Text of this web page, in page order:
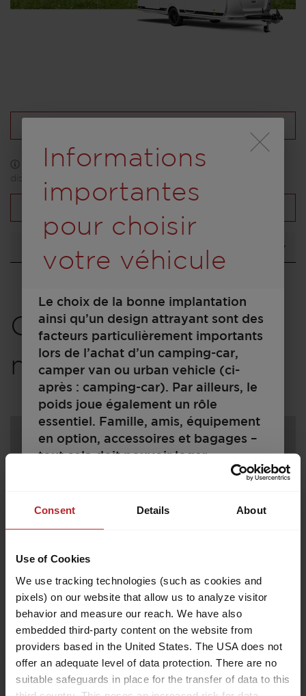
Consent Details About
Use of Cookies
We use tracking technologies (such as cookies and
pixels) on our website that allow us to analyze visitor
behavior and measure our reach. We have also
embedded third-party content on the website from
providers based in the United States. The USA does not
offer an adequate level of data protection. There are no
suitable safeguards in place for the transfer of data to this
*La photo peut inclure des équipements uniquement
disponibles en option
Choisissez un
modèle
24 000,– €
A partir de Couchages
6,76 m 1200 kg
Durch Scrolling
Informations
importantes
pour choisir
votre véhicule
Le choix de la bonne implantation
ainsi qu’un design attrayant sont des
facteurs particulièrement importants
lors de l’achat d’un camping-car,
camper van ou urban vehicle (ci-
après : camping-car). Par ailleurs, le
poids joue également un rôle
essentiel. Famille, amis, équipement
en option, accessoires et bagages –
tout cela doit pouvoir loger.
Parallèlement, il existe des limites
configuration et le chargement.
dépassé à l’utilisation. Pour
l’acheteur d’un camping-car, la
question qui se pose est donc celle
de savoir comment il doit configurer
son véhicule pour loger les
passagers, les bagages et les
accessoires selon ses besoins sans
que le véhicule dépasse ce poids
Changement de millésime